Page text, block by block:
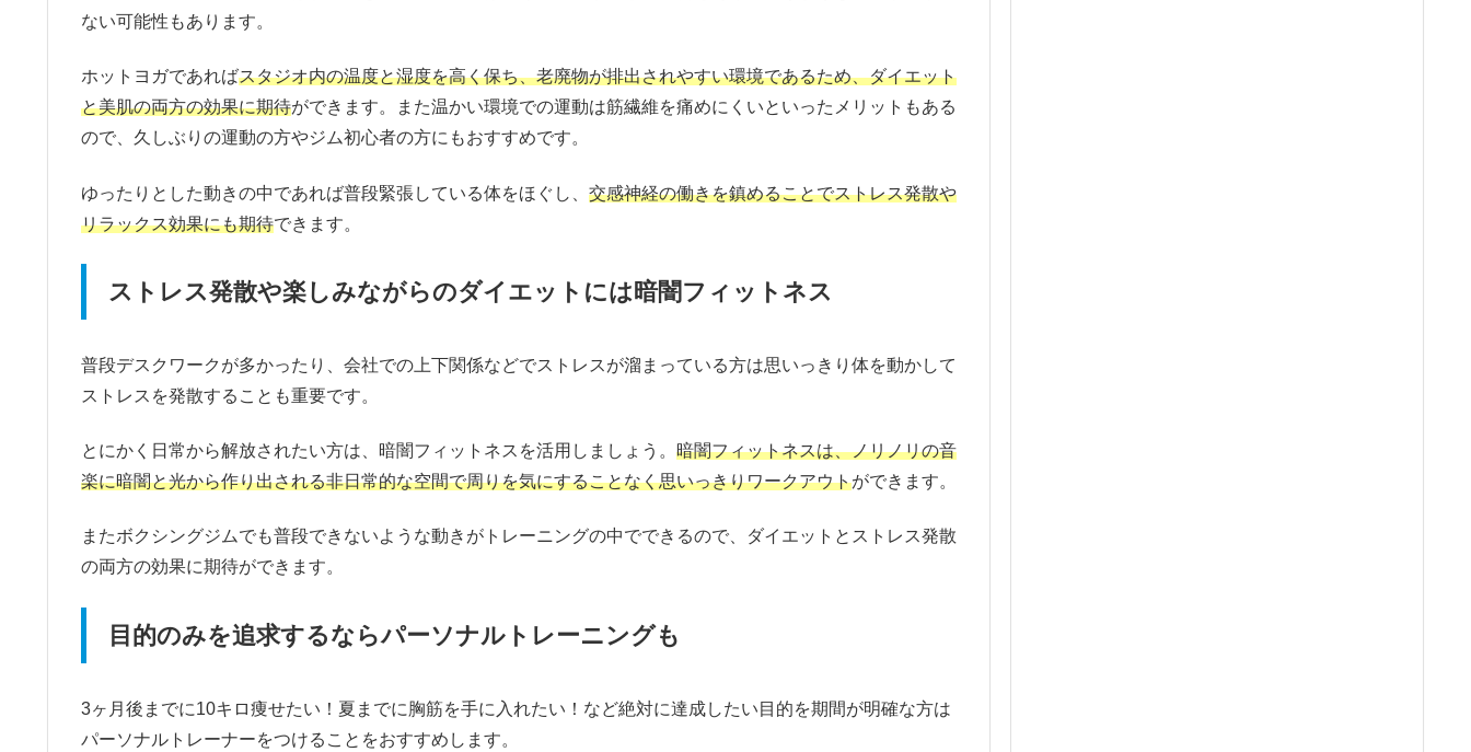
ない可能性もあります。
ホットヨガであればスタジオ内の温度と湿度を高く保ち、老廃物が排出されやすい環境であるため、ダイエット
と美肌の両方の効果に期待ができます。また温かい環境での運動は筋繊維を痛めにくいといったメリットもある
ので、久しぶりの運動の方やジム初心者の方にもおすすめです。
ゆったりとした動きの中であれば普段緊張している体をほぐし、 交感神経の働きを鎮めることでストレス発散や
リラックス効果にも期待できます。
ストレス発散や楽しみながらのダイエットには暗闇フィットネス
普段デスクワークが多かったり、会社での上下関係などでストレスが溜まっている方は思いっきり体を動かして
ストレスを発散することも重要です。
とにかく日常から解放されたい方は、暗闇フィットネスを活用しましょう。 暗闇フィットネスは、ノリノリの音
楽に暗闇と光から作り出される非日常的な空間で周りを気にすることなく思いっきりワークアウトができます。
またボクシングジムでも普段できないような動きがトレーニングの中でできるので、ダイエットとストレス発散
の両方の効果に期待ができます。
目的のみを追求するならパーソナルトレーニングも
3ヶ月後までに10キロ痩せたい！夏までに胸筋を手に入れたい！など絶対に達成したい目的を期間が明確な方は
パーソナルトレーナーをつけることをおすすめします。